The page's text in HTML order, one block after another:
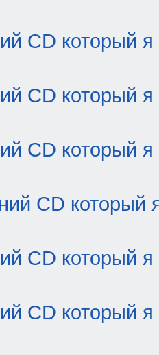
CD который я
CD который я
CD который я
CD который
CD который я
CD который я